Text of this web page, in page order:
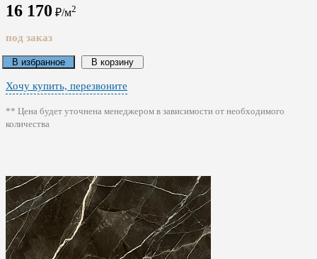
16 170 ₽/м2
под заказ
В избранное В корзину
Хочу купить, перезвоните
** Цена будет уточнена менеджером в зависимости от необходимого
количества